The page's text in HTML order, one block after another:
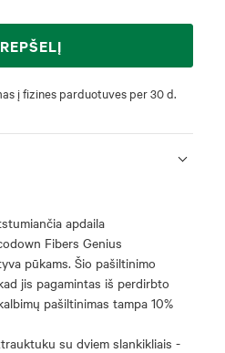
į fizines parduotuves per 30 d.
apdaila
Fibers Genius
pūkams. Šio pašiltinimo
jis pagamintas iš perdirbto
pašiltinimas tampa 10%
su dviem slankikliais -